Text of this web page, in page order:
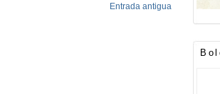
Entrada antigua